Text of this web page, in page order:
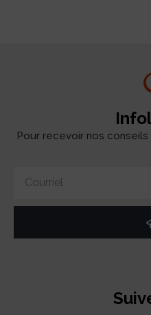
Pour recevoir nos